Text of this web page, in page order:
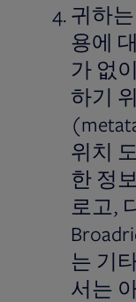
귀하
용에
가 없
하기
위치
한 정
로고,
는 기
서는